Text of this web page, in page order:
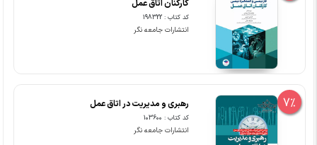
کارکنان اتاق عمل
کد کتاب : 198322
انتشارات جامعه نگر
7% رهبری و مدیریت در اتاق عمل
کد کتاب : 103600
انتشارات جامعه نگر